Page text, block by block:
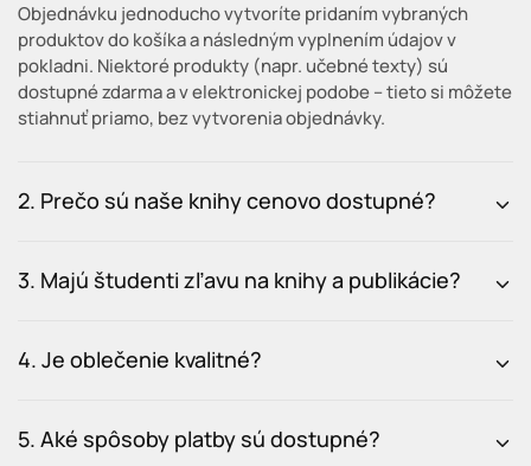
Objednávku jednoducho vytvoríte pridaním vybraných
produktov do košíka a následným vyplnením údajov v
pokladni. Niektoré produkty (napr. učebné texty) sú
dostupné zdarma a v elektronickej podobe – tieto si môžete
stiahnuť priamo, bez vytvorenia objednávky.
2. Prečo sú naše knihy cenovo dostupné?
3. Majú študenti zľavu na knihy a publikácie?
4. Je oblečenie kvalitné?
5. Aké spôsoby platby sú dostupné?